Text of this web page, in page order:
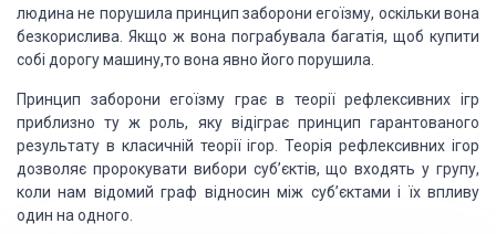
людина не порушила принцип заборони егоїзму, оскільки вона
безкорислива . Якщо ж вона пограбувала багатія, щоб купити
собі дорогу машину,то вона явно його порушила
Принцип заборони егоїзму грає в теорії рефлексивних ігр
приблизно ту ж роль, яку відіграєпринцип гарантованого
результату в класичній теорії ігор. Теорія рефлексивних ігор
дозволяє пророкувати вибори суб’єктів, що входять у групу,
коли нам відомий граф відносин між суб’єктами і їх впливу
один на одного.